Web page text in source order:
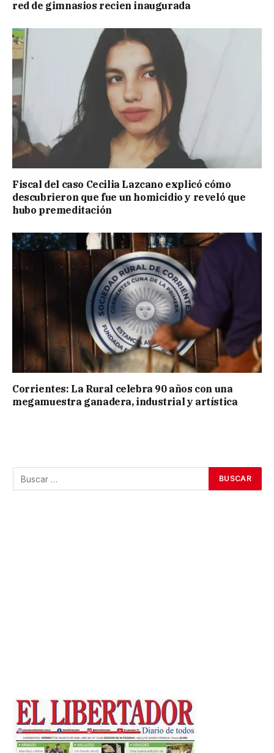
red de gimnasios recien inaugurada
Fiscal del caso Cecilia Lazcano explicó cómo
descubrieron que fue un homicidio y reveló que
hubo premeditación
Corrientes: La Rural celebra 90 años con una
megamuestra ganadera, industrial y artística